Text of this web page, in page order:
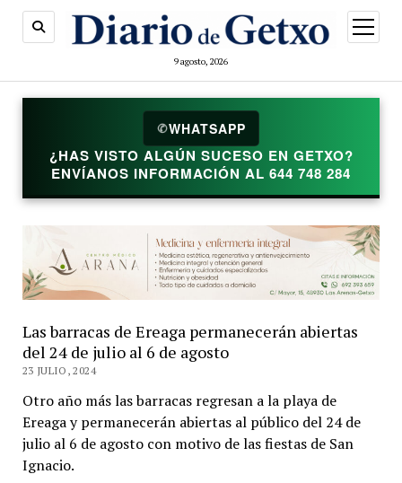
9 agosto, 2026
abrir
menú
✆WHATSAPP
¿HAS VISTO ALGÚN SUCESO EN GETXO?
ENVÍANOS INFORMACIÓN AL 644 748 284
Las barracas de Ereaga permanecerán abiertas
del 24 de julio al 6 de agosto
23 JULIO, 2024
Otro año más las barracas regresan a la playa de
Ereaga y permanecerán abiertas al público del 24 de
julio al 6 de agosto con motivo de las fiestas de San
Ignacio.